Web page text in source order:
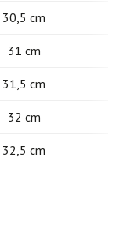
30,5 cm
31 cm
31,5 cm
32 cm
32,5 cm